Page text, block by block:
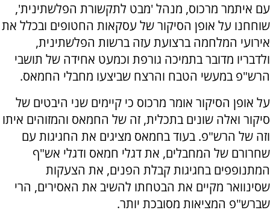
עם איתמר מרכוס, מנהל 'מבט לתקשורת הפלשתינית',
שוחחנו על אופן הסיקור של עסקאות החטופים ובכלל את
אירועי המלחמה ברצועת עזה ברשות הפלשתינית,
ולדבריו מדובר בתמיכה גורפת וכמעט אחידה של תושבי
הרש"פ במעשי הטבח והרצח שביצעו מחבלי החמאס.
על אופן הסיקור אומר מרכוס כי קיימים שני היבטים של
סיקור ואלה שונים בתכלית, זה של החמאס והמזוהים איתו
וזה של הרש"פ. בעוד בחמאס מציגים את החגיגות עם
שחרורם של המחבלים, את דגלי חמאס ודגלי אש"ף
המתנופפים בחגיגות קבלת הפנים, את הצעקות
שסינוואר מקיים את הבטחתו להשיב את האסירים, הרי
שברש"פ המציאות מסובכת יותר.